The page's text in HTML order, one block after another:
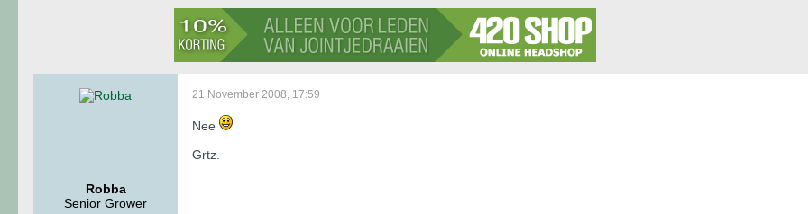
Robba
Senior Grower
21 November 2008, 17:59
Nee
Grtz.